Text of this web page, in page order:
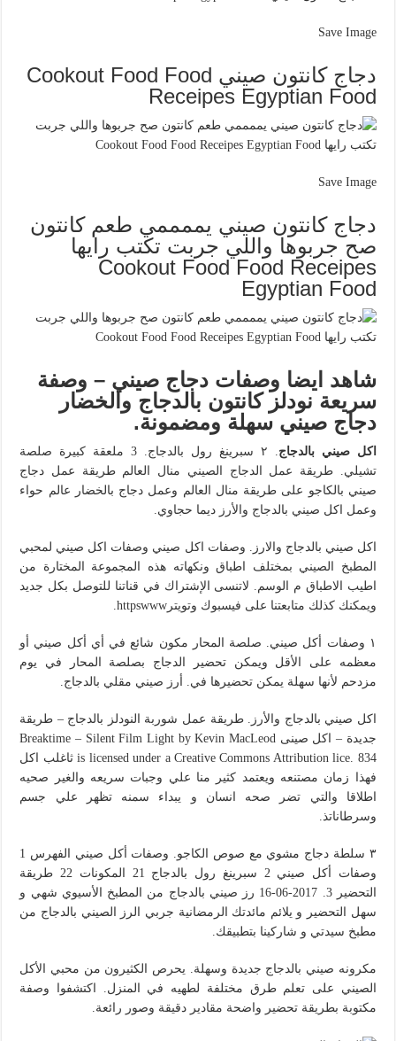
Save Image
دجاج كانتون صيني Cookout Food Food
Receipes Egyptian Food
Save Image
دجاج كانتون صيني يممممي طعم كانتون
صح جربوها واللي جربت تكتب رايها
Cookout Food Food Receipes
Egyptian Food
شاهد ايضا وصفات دجاج صيني – وصفة
سريعة نودلز كانتون بالدجاج والخضار
دجاج صيني سهلة ومضمونة.
اكل صيني بالدجاج
. ٢ سبرينغ رول بالدجاج. 3 ملعقة كبيرة صلصة
تشيلي. طريقة عمل الدجاج الصيني منال العالم طريقة عمل دجاج
صيني بالكاجو على طريقة منال العالم وعمل دجاج بالخضار عالم حواء
وعمل اكل صيني بالدجاج والأرز ديما حجاوي.
اكل صيني بالدجاج والارز. وصفات اكل صيني وصفات اكل صيني لمحبي
المطبخ الصيني بمختلف اطباق ونكهاته هذه المجموعة المختارة من
اطيب الاطباق م الوسم. لاتنسى الإشتراك في قناتنا للتوصل بكل جديد
ويمكنك كذلك متابعتنا على فيسبوك وتويترhttpswww.
١ وصفات أكل صيني. صلصة المحار مكون شائع في أي أكل صيني أو
معظمه على الأقل ويمكن تحضير الدجاج بصلصة المحار في يوم
مزدحم لأنها سهلة يمكن تحضيرها في. أرز صيني مقلي بالدجاج.
اكل صيني بالدجاج والأرز. طريقة عمل شوربة النودلز بالدجاج – طريقة
جديدة – اكل صينى Breaktime – Silent Film Light by Kevin MacLeod
is licensed under a Creative Commons Attribution lice. 834 ثاغلب اكل
فهذا زمان مصتنعه ويعتمد كثير منا علي وجبات سريعه والغير صحيه
اطلاقا والتي تضر صحه انسان و يبداء سمنه تظهر علي جسم
وسرطاناتذ.
٣ سلطة دجاج مشوي مع صوص الكاجو. وصفات أكل صيني الفهرس 1
وصفات أكل صيني 2 سبرينغ رول بالدجاج 21 المكونات 22 طريقة
التحضير 3. 2017-06-16 رز صيني بالدجاج من المطبخ الأسيوي شهي و
سهل التحضير و يلائم مائدتك الرمضانية جربي الرز الصيني بالدجاج من
مطبخ سيدتي و شاركينا بتطبيقك.
مكرونه صيني بالدجاج جديدة وسهلة. يحرص الكثيرون من محبي الأكل
الصيني على تعلم طرق مختلفة لطهيه في المنزل. اكتشفوا وصفة
مكتوبة بطريقة تحضير واضحة مقادير دقيقة وصور رائعة.